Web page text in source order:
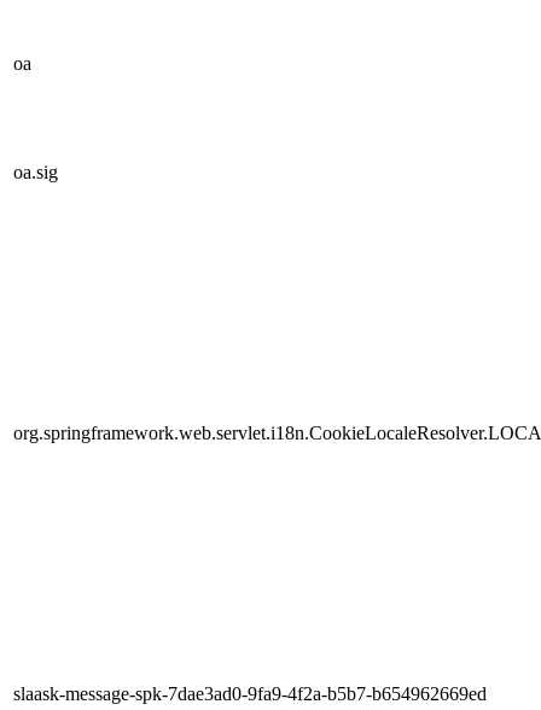
oa
oa.sig
slaask-message-spk-7dae3ad0-9fa9-4f2a-b5b7-b654962669ed